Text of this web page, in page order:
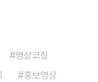
영상코칭
홍보영상